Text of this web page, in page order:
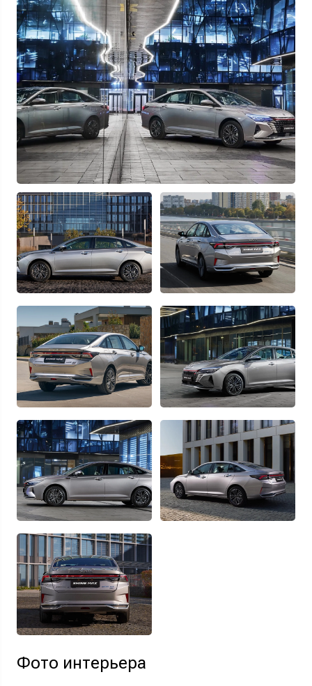
Узнать выгоду
Отправляя данную форму Вы даетесогласие на обработку своих
персональных данных
Фото интерьера